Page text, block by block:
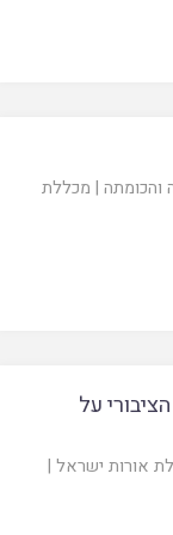
והכומתה | מכללת
על
אורות ישראל |